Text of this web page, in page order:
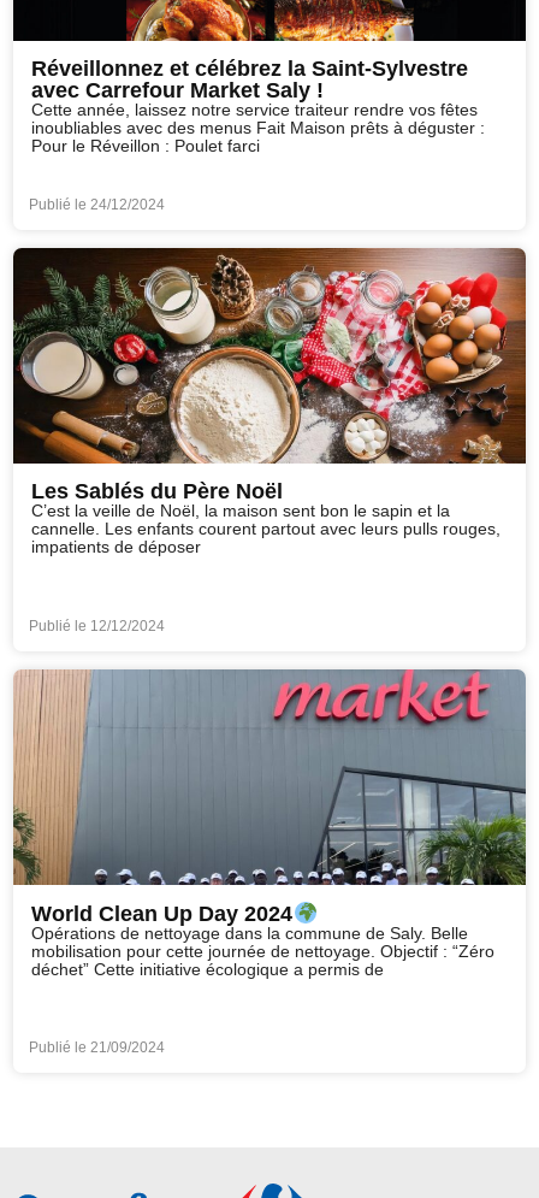
Réveillonnez et célébrez la Saint-Sylvestre
avec Carrefour Market Saly !
Cette année, laissez notre service traiteur rendre vos fêtes
inoubliables avec des menus Fait Maison prêts à déguster :
Pour le Réveillon : Poulet farci
Publié le 24/12/2024
Les Sablés du Père Noël
C’est la veille de Noël, la maison sent bon le sapin et la
cannelle. Les enfants courent partout avec leurs pulls rouges,
impatients de déposer
Publié le 12/12/2024
World Clean Up Day 2024
Opérations de nettoyage dans la commune de Saly. Belle
mobilisation pour cette journée de nettoyage. Objectif : “Zéro
déchet” Cette initiative écologique a permis de
Publié le21/09/2024